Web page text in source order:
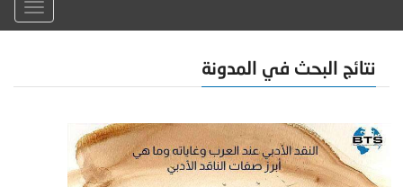
القائمة
نتائج البحث في المدونة